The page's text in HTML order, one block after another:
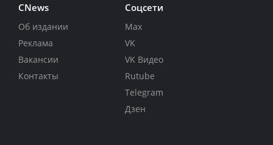
CNews
Об издании
Реклама
Вакансии
Контакты
Соцсети
Max
VK
VK Видео
Rutube
Telegram
Дзен